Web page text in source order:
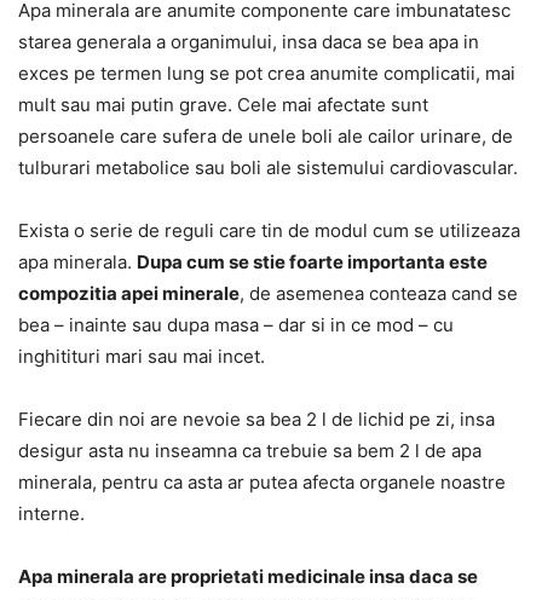
Apa minerala are anumite componente care imbunatatesc
starea generala a organimului, insa daca se bea apa in
exces pe termen lung se pot crea anumite complicatii, mai
mult sau mai putin grave. Cele mai afectate sunt
persoanele care sufera de unele boli ale cailor urinare, de
tulburari metabolice sau boli ale sistemului cardiovascular.
Exista o serie de reguli care tin de modul cum se utilizeaza
apa minerala. Dupa cum se stie foarte importanta este
compozitia apei minerale, de asemenea conteaza cand se
bea – inainte sau dupa masa – dar si in ce mod – cu
inghitituri mari sau mai incet.
Fiecare din noi are nevoie sa bea 2 l de lichid pe zi, insa
desigur asta nu inseamna ca trebuie sa bem 2 l de apa
minerala, pentru ca asta ar putea afecta organele noastre
interne.
Apa minerala are proprietati medicinale insa daca se